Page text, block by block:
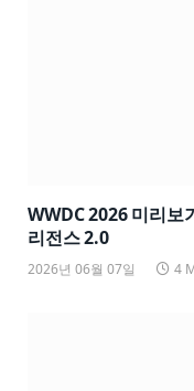
WWDC 2026 미리
리전스 2.0
2026년 06월 07일 4